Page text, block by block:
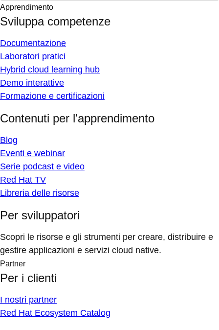
Apprendimento
Sviluppa competenze
Documentazione
Laboratori pratici
Hybrid cloud learning hub
Demo interattive
Formazione e certificazioni
Contenuti per l'apprendimento
Blog
Eventi e webinar
Serie podcast e video
Red Hat TV
Libreria delle risorse
Per sviluppatori
Scopri le risorse e gli strumenti per creare, distribuire e
gestire applicazioni e servizi cloud native.
Partner
Per i clienti
I nostri partner
Red Hat Ecosystem Catalog